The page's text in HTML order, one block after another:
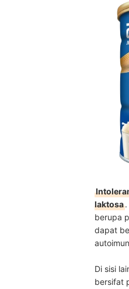
laktosa
berupa
dapat
Di sisi
bersifat